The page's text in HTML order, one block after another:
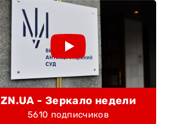
ZN.UA - Зеркало недели
5610 подписчиков